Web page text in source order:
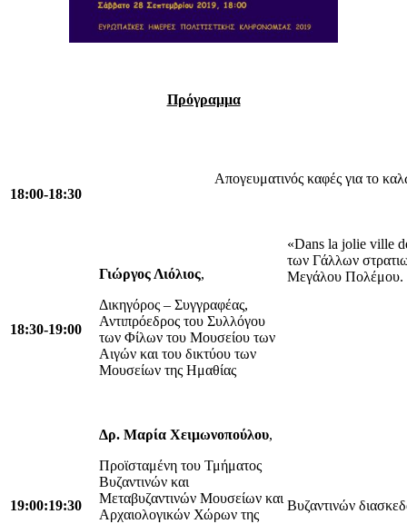
Πρόγραμμα
18:00-18:30
Απογευματινός καφές για το
18:30-19:00
Γιώργος Λιόλιος,
Δικηγόρος – Συγγραφέας,
Αντιπρόεδρος του Συλλόγου
των Φίλων του Μουσείου των
Αιγών και του δικτύου των
Μουσείων της Ημαθίας
«Dans la jolie ville
των Γάλλων
Μεγάλου Πολέμου.
19:00:19:30
Δρ. Μαρία Χειμωνοπούλου,
Προϊσταμένη του Τμήματος
Βυζαντινών και
Μεταβυζαντινών Μουσείων και
Αρχαιολογικών Χώρων της
Βυζαντινών